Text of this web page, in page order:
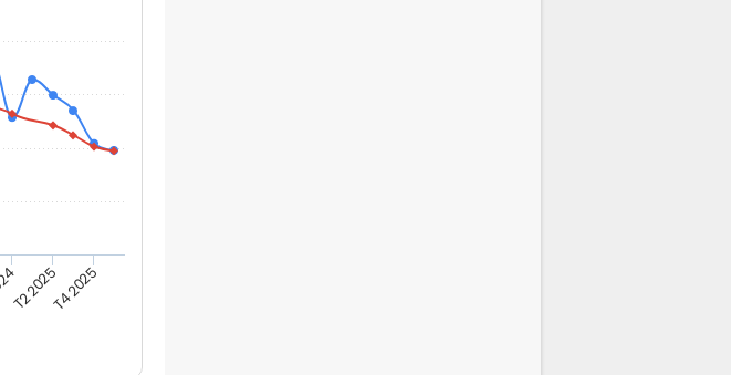
T2 2025T4 2025